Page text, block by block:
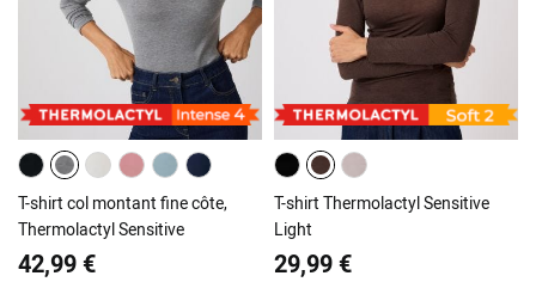
T-shirt col montant fine côte,
Thermolactyl Sensitive
42,99 €
T-shirt Thermolactyl Sensitive
Light
29,99 €